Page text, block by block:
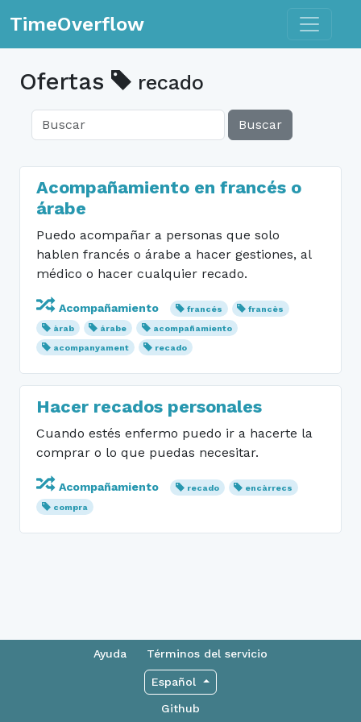
TimeOverflow Toggle
Ofertas recado
Buscar
Acompañamiento en francés o
árabe
Puedo acompañar a personas que solo
hablen francés o árabe a hacer gestiones, al
médico o hacer cualquier recado.
Acompañamiento francés
francès
àrab
árabe
acompañamiento
acompanyament
recado
Hacer recados personales
Cuando estés enfermo puedo ir a hacerte la
comprar o lo que puedas necesitar.
Acompañamiento recado
encàrrecs
compra
Ayuda Términos del servicio
Español
Github